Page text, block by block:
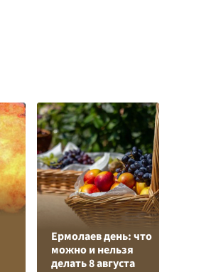
Ермолаев день: что
можно и нельзя
делать 8 августа